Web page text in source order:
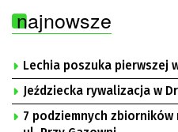
najnowsze
Lechia poszuka pierwszej
Jeździecka rywalizacja w
7 podziemnych